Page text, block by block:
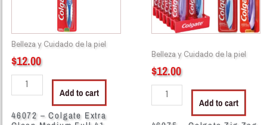
Belleza y Cuidado de la piel
$12.00
55114
quantity
Add to cart
46072 – Colgate Extra
Belleza y Cuidado de la piel
$12.00
00494
quantity
Add to cart